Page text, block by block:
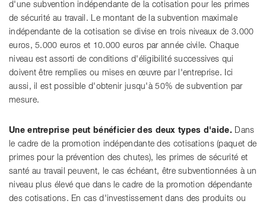
d'une subvention indépendante de la cotisation pour les primes
de sécurité au travail. Le montant de la subvention maximale
indépendante de la cotisation se divise en trois niveaux de 3.000
euros, 5.000 euros et 10.000 euros par année civile. Chaque
niveau est assorti de conditions d'éligibilité successives qui
doivent être remplies ou mises en œuvre par l'entreprise. Ici
aussi, il est possible d'obtenir jusqu'à 50% de subvention par
mesure.
Une entreprise peut bénéficier des deux types d'aide. Dans
le cadre de la promotion indépendante des cotisations (paquet de
primes pour la prévention des chutes), les primes de sécurité et
santé au travail peuvent, le cas échéant, être subventionnées à un
niveau plus élevé que dans le cadre de la promotion dépendante
des cotisations. En cas d'investissement dans des produits ou